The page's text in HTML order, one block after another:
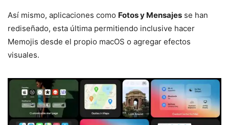
Así mismo, aplicaciones como Fotos y Mensajes se han
rediseñado, esta última permitiendo inclusive hacer
Memojis desde el propio macOS o agregar efectos
visuales.